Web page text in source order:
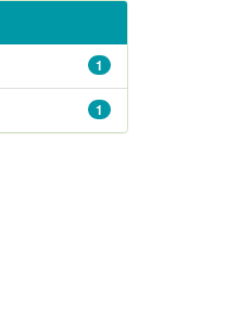
1
1